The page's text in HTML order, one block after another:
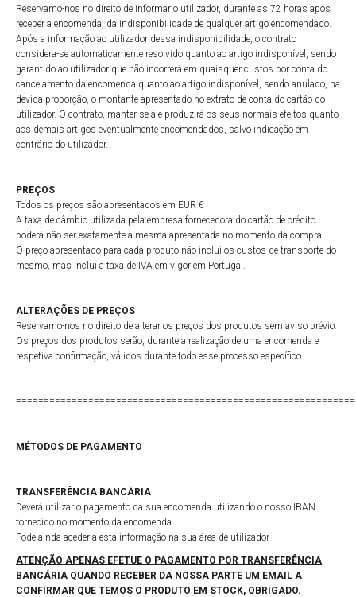
Reservamo-nos no direito de informar o utilizador, durante as 72 horas após
receber a encomenda, da indisponibilidade de qualquer artigo encomendado.
Após a informação ao utilizador dessa indisponibilidade, o contrato
considera-se automaticamente resolvido quanto ao artigo indisponível, sendo
garantido ao utilizador que não incorrerá em quaisquer custos por conta do
cancelamento da encomenda quanto ao artigo indisponível, sendo anulado, na
devida proporção, o montante apresentado no extrato de conta do cartão do
utilizador. O contrato, manter-se-á e produzirá os seus normais efeitos quanto
aos demais artigos eventualmente encomendados, salvo indicação em
contrário do utilizador.
PREÇOS
Todos os preços são apresentados em EUR €
A taxa de câmbio utilizada pela empresa fornecedora do cartão de crédito
poderá não ser exatamente a mesma apresentada no momento da compra.
O preço apresentado para cada produto não inclui os custos de transporte do
mesmo, mas inclui a taxa de IVA em vigor em Portugal.
ALTERAÇÕES DE PREÇOS
Reservamo-nos no direito de alterar os preços dos produtos sem aviso prévio.
Os preços dos produtos serão, durante a realização de uma encomenda e
respetiva confirmação, válidos durante todo esse processo específico.
MÉTODOS DE PAGAMENTO
TRANSFERÊNCIA BANCÁRIA
Deverá utilizar o pagamento da sua encomenda utilizando o nosso IBAN
fornecido no momento da encomenda.
Pode ainda aceder a esta informação na sua área de utilizador
ATENÇÃO APENAS EFETUE O PAGAMENTO POR TRANSFERÊNCIA
BANCÁRIA QUANDO RECEBER DA NOSSA PARTE UM EMAIL A
CONFIRMAR QUE TEMOS O PRODUTO EM STOCK, OBRIGADO.